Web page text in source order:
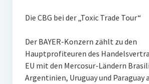
Die CBG bei der „Toxic Trade Tour“
Der BAYER-Konzern zählt zu den
Hauptprofiteuren des
EU mit den Mercosur-Ländern
Argentinien, Uruguay und Paraguay